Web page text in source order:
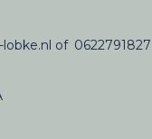
of 0622791827